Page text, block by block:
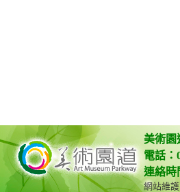
美術園
電話：
連絡時
網站維